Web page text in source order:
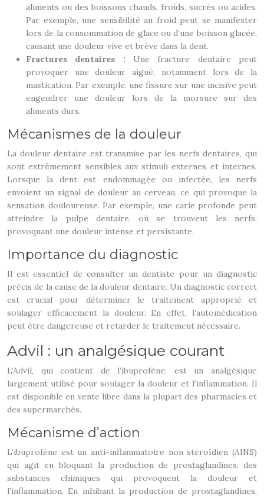
aliments ou des boissons chauds, froids, sucrés ou acides.
Par exemple, une sensibilité au froid peut se manifester
lors de la consommation de glace ou d’une boisson glacée,
causant une douleur vive et brève dans la dent.
Fractures dentaires : Une fracture dentaire peut
provoquer une douleur aiguë, notamment lors de la
mastication. Par exemple, une fissure sur une incisive peut
engendrer une douleur lors de la morsure sur des
aliments durs.
Mécanismes de la douleur
La douleur dentaire est transmise par les nerfs dentaires, qui
sont extrêmement sensibles aux stimuli externes et internes.
Lorsque la dent est endommagée ou infectée, les nerfs
envoient un signal de douleur au cerveau, ce qui provoque la
sensation douloureuse. Par exemple, une carie profonde peut
atteindre la pulpe dentaire, où se trouvent les nerfs,
provoquant une douleur intense et persistante.
Importance du diagnostic
Il est essentiel de consulter un dentiste pour un diagnostic
précis de la cause de la douleur dentaire. Un diagnostic correct
est crucial pour déterminer le traitement approprié et
soulager efficacement la douleur. En effet, l’automédication
peut être dangereuse et retarder le traitement nécessaire.
Advil : un analgésique courant
L’Advil, qui contient de l’ibuprofène, est un analgésique
largement utilisé pour soulager la douleur et l’inflammation. Il
est disponible en vente libre dans la plupart des pharmacies et
des supermarchés.
Mécanisme d’action
L’ibuprofène est un anti-inflammatoire non stéroïdien (AINS)
qui agit en bloquant la production de prostaglandines, des
substances chimiques qui provoquent la douleur et
l’inflammation. En inhibant la production de prostaglandines,